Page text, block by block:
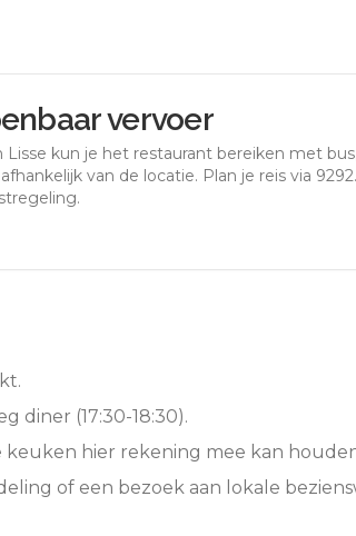
vervoer
Lisse kun je het restaurant bereiken met
van de locatie. Plan je reis via
diner (17:30-18:30).
hier rekening mee kan
of een bezoek aan lokale